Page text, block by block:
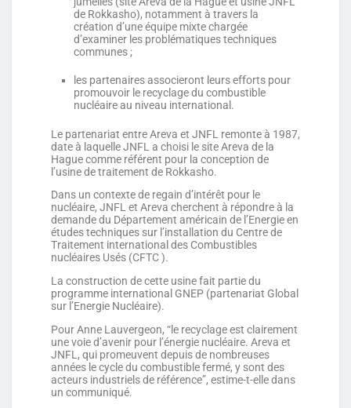
de Rokkasho), notamment à travers la
création d’une équipe mixte chargée
d’examiner les problématiques techniques
communes ;
les partenaires associeront leurs efforts pour
promouvoir le recyclage du combustible
nucléaire au niveau international.
Le partenariat entre Areva et JNFL remonte à 1987,
date à laquelle JNFL a choisi le site Areva de la
Hague comme référent pour la conception de
l’usine de traitement de Rokkasho.
Dans un contexte de regain d’intérêt pour le
nucléaire, JNFL et Areva cherchent à répondre à la
demande du Département américain de l’Energie en
études techniques sur l’installation du Centre de
Traitement international des Combustibles
nucléaires Usés (CFTC ).
La construction de cette usine fait partie du
programme international GNEP (partenariat Global
sur l’Energie Nucléaire).
Pour Anne Lauvergeon, “le recyclage est clairement
une voie d’avenir pour l’énergie nucléaire. Areva et
JNFL, qui promeuvent depuis de nombreuses
années le cycle du combustible fermé, y sont des
acteurs industriels de référence”, estime-t-elle dans
un communiqué.